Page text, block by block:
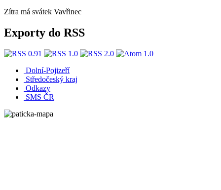
Zítra má svátek Vavřinec
Exporty do RSS
Dolní-Pojizeří
Středočeský kraj
Odkazy
SMS ČR